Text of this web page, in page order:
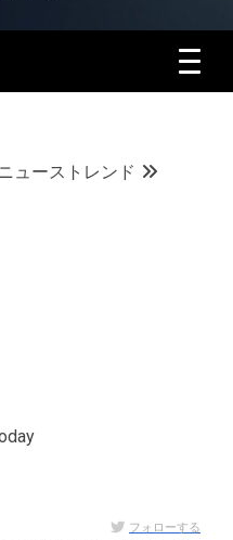
ューストレンド
フォローする